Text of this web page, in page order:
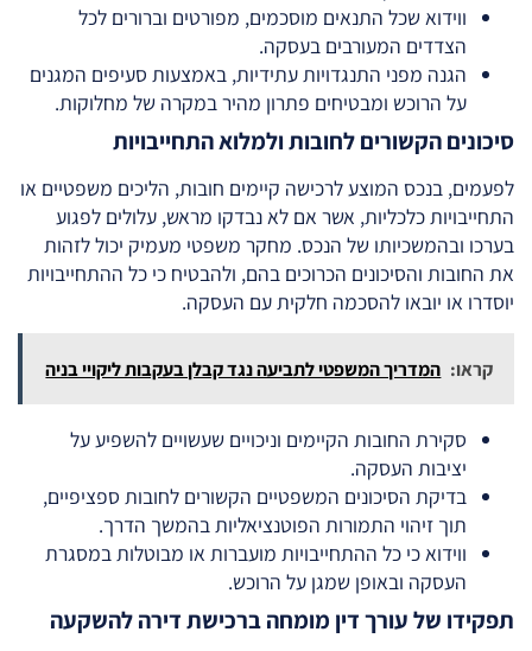
ווידוא שכל התנאים מוסכמים, מפורטים וברורים לכל
הצדדים המעורבים בעסקה.
הגנה מפני התנגדויות עתידיות, באמצעות סעיפים המגנים
על הרוכש ומבטיחים פתרון מהיר במקרה של מחלוקות.
סיכונים הקשורים לחובות ולמלוא התחייבויות
לפעמים, בנכס המוצע לרכישה קיימים חובות, הליכים משפטיים או
התחייבויות כלכליות, אשר אם לא נבדקו מראש, עלולים לפגוע
בערכו ובהמשכיותו של הנכס. מחקר משפטי מעמיק יכול לזהות
את החובות והסיכונים הכרוכים בהם, ולהבטיח כי כל ההתחייבויות
יוסדרו או יובאו להסכמה חלקית עם העסקה.
קראו: המדריך המשפטי לתביעה נגד קבלן בעקבות ליקויי בניה
סקירת החובות הקיימים וניכויים שעשויים להשפיע על
יציבות העסקה.
בדיקת הסיכונים המשפטיים הקשורים לחובות ספציפיים,
תוך זיהוי התמורות הפוטנציאליות בהמשך הדרך.
ווידוא כי כל ההתחייבויות מועברות או מבוטלות במסגרת
העסקה ובאופן שמגן על הרוכש.
תפקידו של עורך דין מומחה ברכישת דירה להשקעה